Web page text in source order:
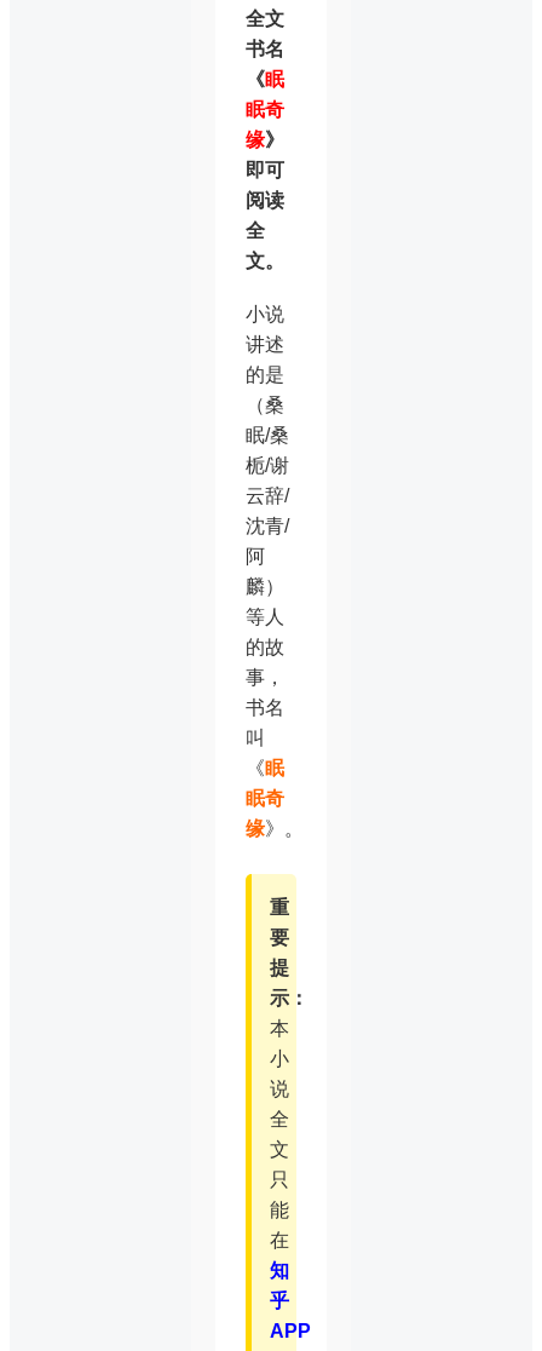
全文
书名
《眠
眠奇
缘》
即可
阅读
全
文。
小说
讲述
的是
（桑
眠/桑
栀/谢
云辞/
沈青/
阿
麟）
等人
的故
事，
书名
叫
《眠
眠奇
缘》。
重
要
提
示：
本
小
说
全
文
只
能
在
知
乎
APP